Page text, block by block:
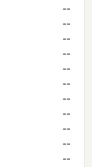
--
--
--
--
--
--
--
--
--
--
--